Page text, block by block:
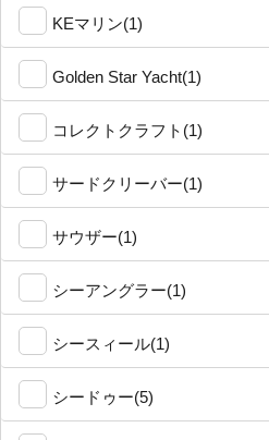
KEマリン(1)
Golden Star Yacht(1)
コレクトクラフト(1)
サードクリーバー(1)
サウザー(1)
シーアングラー(1)
シースィール(1)
シードゥー(5)